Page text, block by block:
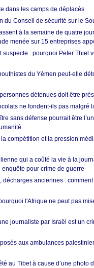
dans les camps de déplacés
du Conseil de sécurité sur le
à la semaine de quatre
menée sur 15 entreprises
suspecte : pourquoi Peter Thiel
du Yémen peut-elle
détenues doit être
ne fondent-ils pas malgré
sans défense pourrait être
compétition et la pression
qui a coûté la vie à la
enquête pour crime de guerre
décharges anciennes :
l'Afrique ne peut pas
journaliste par Israël est un
aux ambulances
au Tibet à cause d’une photo